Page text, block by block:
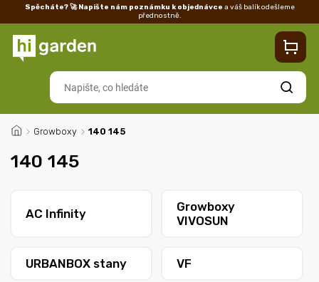
Spěcháte? 🚀 Napište nám poznámku k objednávce a váš balík odešleme
přednostně.
Vrácení/reklamace
Hledat
/ Growboxy / 140 145
140 145
AC Infinity
Growboxy
VIVOSUN
URBANBOX stany VF